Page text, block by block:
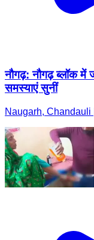
नौगढ़: नौगढ़ ब्लॉक
समस्याएं सुनीं
Naugarh, Chandauli